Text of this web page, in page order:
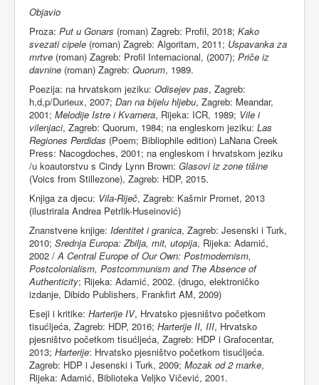
Objavio
Proza: Put u Gonars (roman) Zagreb: Profil, 2018; Kako
svezati cipele (roman) Zagreb: Algoritam, 2011; Uspavanka za
mrtve (roman) Zagreb: Profil Internacional, (2007); Priče iz
davnine (roman) Zagreb: Quorum, 1989.
Poezija: na hrvatskom jeziku: Odisejev pas, Zagreb:
h,d,p/Durieux, 2007; Dan na bijelu hljebu, Zagreb: Meandar,
2001; Melodije Istre i Kvarnera, Rijeka: ICR, 1989; Vile i
vilenjaci, Zagreb: Quorum, 1984; na engleskom jeziku: Las
Regiones Perdidas (Poem; Bibliophile edition) LaNana Creek
Press: Nacogdoches, 2001; na engleskom i hrvatskom jeziku
/u koautorstvu s Cindy Lynn Brown: Glasovi iz zone tišine
(Voics from Stillezone), Zagreb: HDP, 2015.
Knjiga za djecu: Vila-Riječ, Zagreb: Kašmir Promet, 2013
(ilustrirala Andrea Petrlik-Huseinović)
Znanstvene knjige: Identitet i granica, Zagreb: Jesenski i Turk,
2010; Srednja Europa: Zbilja, mit, utopija, Rijeka: Adamić,
2002 /A Central Europe of Our Own: Postmodernism,
Postcolonialism, Postcommunism and The Absence of
Authenticity; Rijeka: Adamić, 2002. (drugo, elektroničko
izdanje, Dibido Publishers, Frankfirt AM, 2009)
Eseji i kritike: Harterije IV, Hrvatsko pjesništvo početkom
tisućljeća, Zagreb: HDP, 2016; Harterije II, III, Hrvatsko
pjesništvo početkom tisućljeća, Zagreb: HDP i Grafocentar,
2013; Harterije: Hrvatsko pjesništvo početkom tisućljeća.
Zagreb: HDP i Jesenski i Turk, 2009; Mozak od 2 marke,
Rijeka: Adamić, Biblioteka Veljko Vičević, 2001.